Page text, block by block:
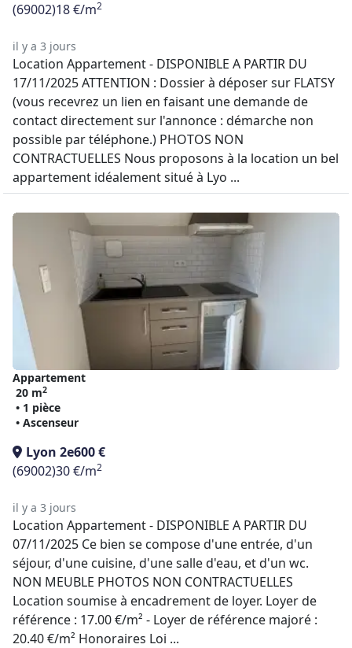
(69002)18 €/m2
il y a 3 jours
Location Appartement - DISPONIBLE A PARTIR DU
17/11/2025 ATTENTION : Dossier à déposer sur FLATSY
(vous recevrez un lien en faisant une demande de
contact directement sur l'annonce : démarche non
possible par téléphone.) PHOTOS NON
CONTRACTUELLES Nous proposons à la location un bel
appartement idéalement situé à Lyo ...
Appartement
20 m2
• 1 pièce
• Ascenseur
Lyon 2e600 €
(69002)30 €/m2
il y a 3 jours
Location Appartement - DISPONIBLE A PARTIR DU
07/11/2025 Ce bien se compose d'une entrée, d'un
séjour, d'une cuisine, d'une salle d'eau, et d'un wc.
NON MEUBLE PHOTOS NON CONTRACTUELLES
Location soumise à encadrement de loyer. Loyer de
référence : 17.00 €/m² - Loyer de référence majoré :
20.40 €/m² Honoraires Loi ...